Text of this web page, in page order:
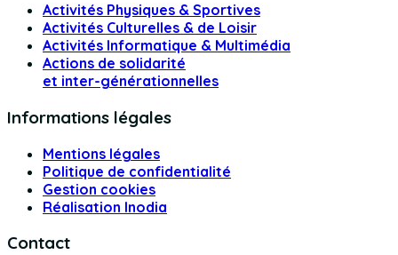
Activités Physiques & Sportives
Activités Culturelles & de Loisir
Activités Informatique & Multimédia
Actions de solidarité
et inter-générationnelles
Informations légales
Mentions légales
Politique de confidentialité
Gestion cookies
Réalisation Inodia
Contact